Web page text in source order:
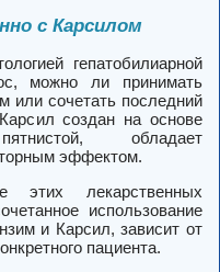
с Карсилом
гепатобилиарной
можно ли принимать
или сочетать последний
создан на основе
обладает
эффектом.
этих лекарственных
использование
и Карсил, зависит от
пациента.